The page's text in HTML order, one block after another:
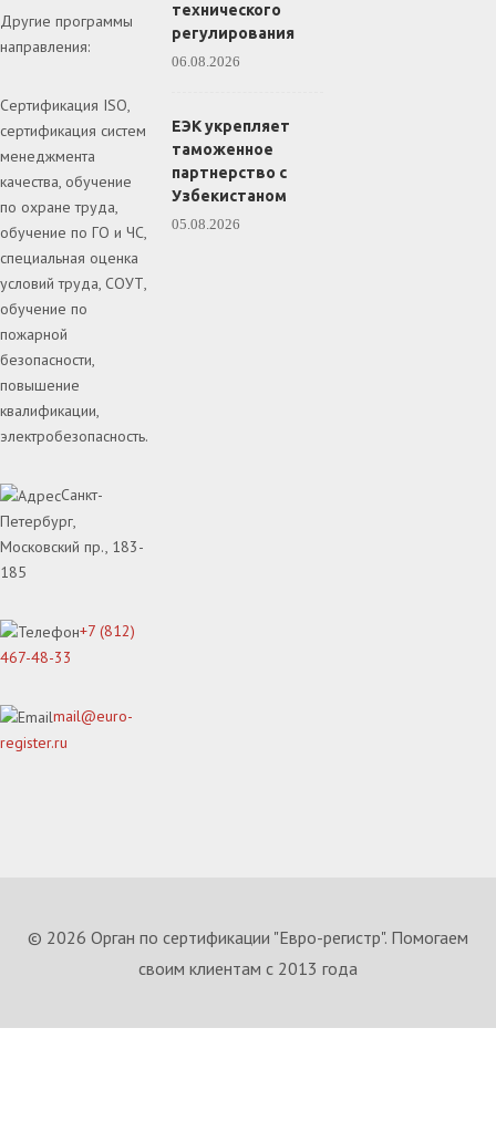
Другие программы
направления:
Сертификация ISO,
сертификация систем
менеджмента
качества, обучение
по охране труда,
обучение по ГО и ЧС,
специальная оценка
условий труда, СОУТ,
обучение по
пожарной
безопасности,
повышение
квалификации,
электробезопасность.
Санкт-
Петербург,
Московский пр., 183-
185
+7 (812)
467-48-33
mail@euro-
register.ru
технического
регулирования
06.08.2026
ЕЭК укрепляет
таможенное
партнерство с
Узбекистаном
05.08.2026
© 2026 Орган по сертификации "Евро-регистр". Помогаем
своим клиентам с 2013 года